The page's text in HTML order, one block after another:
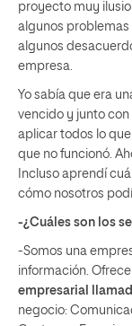
proyecto muy
algunos problemas
algunos
empresa.
Yo sabía que era
vencido y junto
aplicar todos lo
que no funcionó.
Incluso aprendí
cómo nosotros
-¿Cuáles son los
-Somos una
información.
empresarial
negocio: